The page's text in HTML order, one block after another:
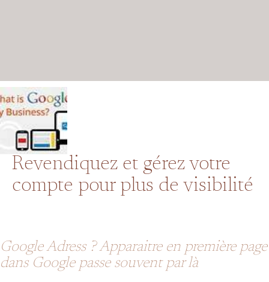
Revendiquez et gérez votre
compte pour plus de visibilité
Google Adress ? Apparaitre en première page
dans Google passe souvent par là